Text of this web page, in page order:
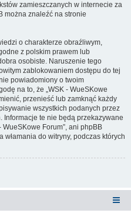
zamieszczanych w internecie za
można znaleźć na stronie
o charakterze obraźliwym,
z polskim prawem lub
osobiste. Naruszenie tego
zablokowaniem dostępu do tej
powiadomiony o twoim
na to, że „WSK - WueSKowe
przenieść lub zamknąć każdy
wszystkich podanych przez
te nie będą przekazywane
Forum”, ani phpBB
do witryny, podczas których